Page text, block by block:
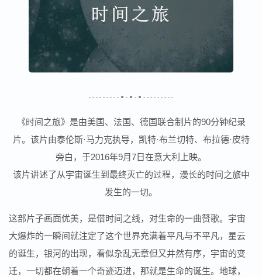
- - - - - - - - - ● - ● - ● - - - - - - - - -
《时间之旅》是由美国、法国、德国联合制片的90分钟纪录
片。该片由泰伦斯·马力克执导，凯特·布兰切特、布拉德·皮特
旁白，于2016年9月7日在意大利上映。
该片讲述了从宇宙诞生到最终灭亡的过程，漫长的时间之旅中
发生的一切。
这部片子画面优美，是借时间之线，对生命的一曲赞歌。宇宙
大爆炸的一瞬间就注定了这个世界充满着平凡与不平凡，星云
的诞生，银河的出现，看似杂乱无章但又井然有序，宇宙的变
迁，一切都在朝着一个奇迹迈进，那就是生命的诞生。地球，